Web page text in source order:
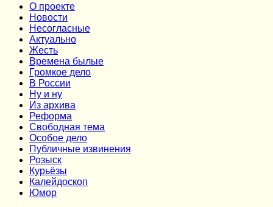
О проекте
Новости
Несогласные
Актуально
Жесть
Времена былые
Громкое дело
В России
Ну и ну
Из архива
Реформа
Cвободная тема
Особое дело
Публичные извинения
Розыск
Курьёзы
Калейдоскоп
Юмор